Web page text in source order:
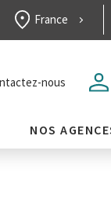
France
nous
NOS